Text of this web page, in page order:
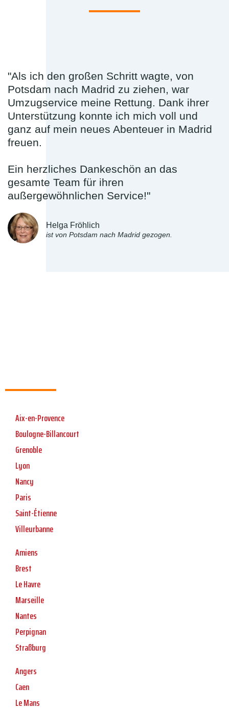
"Als ich den großen Schritt wagte, von
Potsdam nach Madrid zu ziehen, war
Umzugservice meine Rettung. Dank ihrer
Unterstützung konnte ich mich voll und
ganz auf mein neues Abenteuer in Madrid
freuen.
Ein herzliches Dankeschön an das
gesamte Team für ihren
außergewöhnlichen Service!"
Helga Fröhlich
ist von Potsdam nach Madrid gezogen.
Aix-en-Provence
Boulogne-Billancourt
Grenoble
Lyon
Nancy
Paris
Saint-Étienne
Villeurbanne
Amiens
Brest
Le Havre
Marseille
Nantes
Perpignan
Straßburg
Angers
Caen
Le Mans